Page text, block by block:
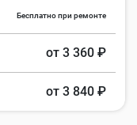
Бесплатно при ремонте
от 3 360 ₽
от 3 840 ₽